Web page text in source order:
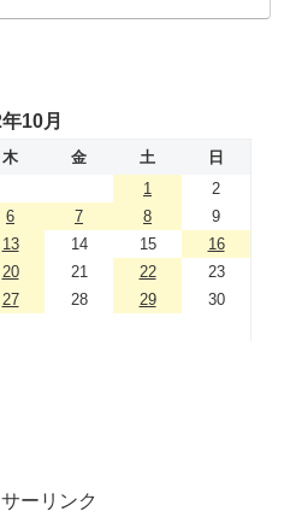
10月
木 金 土
日
1
2
6 7 8
9
13 14 15
16
20 21 22
23
27 28 29
30
ーリンク